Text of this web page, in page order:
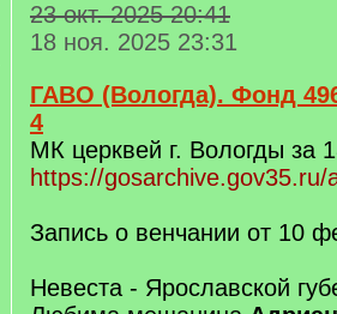
23 окт. 2025 20:41
18 ноя. 2025 23:31
ГАВО (Вологда). Фонд
4
МК церквей г. Вологды за
https://
Запись о венчании от 10
Невеста - Ярославской